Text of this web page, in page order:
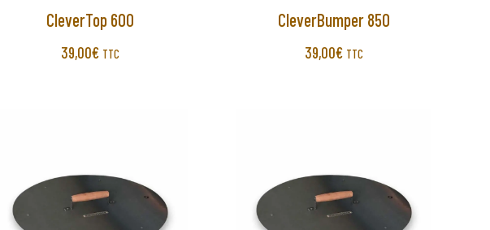
CleverTop 600
39,00€ TTC
CleverBumper 850
39,00€ TTC